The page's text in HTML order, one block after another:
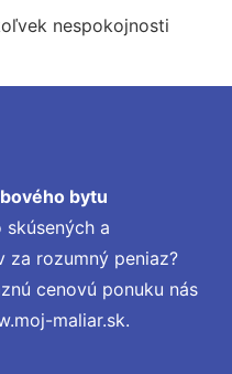
nespokojnosti
bytu
a
za rozumný peniaz?
cenovú ponuku nás
maliar.sk.